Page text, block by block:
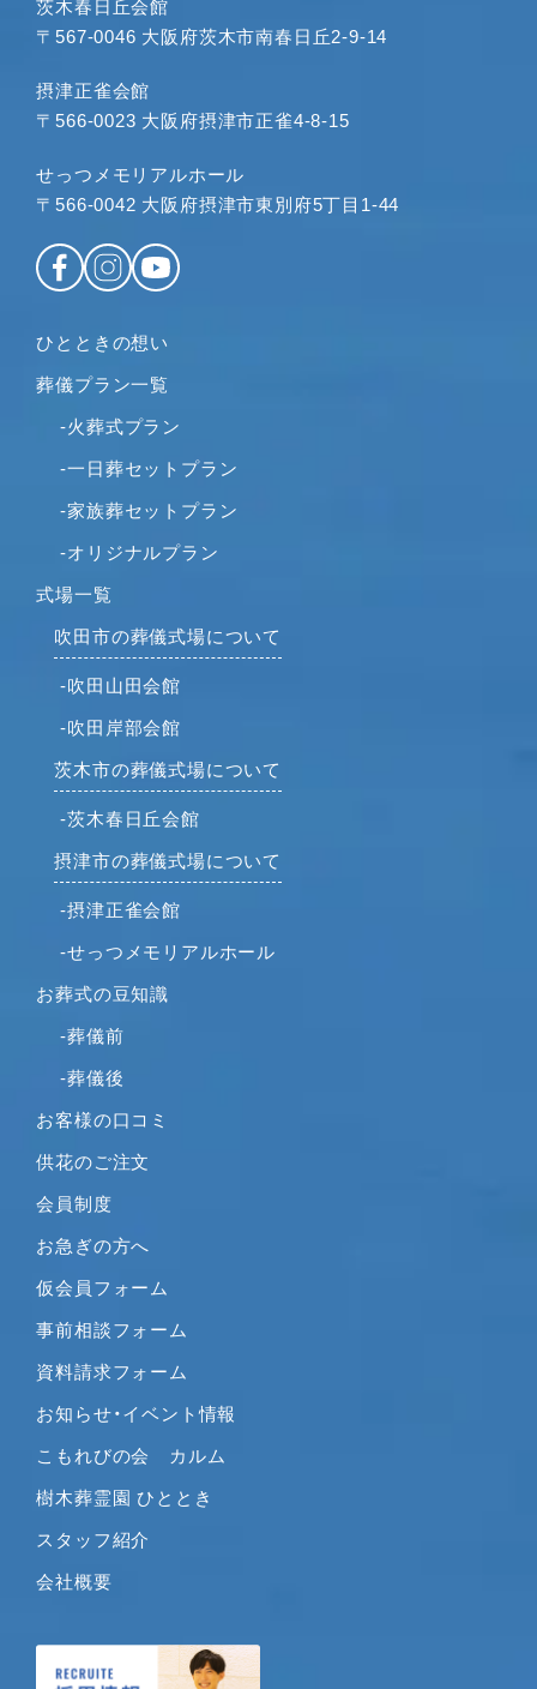
2023年4月
2023年3月
2022年11月
2022年10月
2022年8月
2022年7月
2022年6月
2022年5月
2022年1月
2021年12月
2021年11月
2021年10月
2021年9月
2021年8月
2021年7月
2021年6月
2021年5月
2021年4月
2021年1月
2020年12月
2020年11月
2020年8月
2020年7月
2020年6月
2020年3月
2020年2月
2020年1月
2019年10月
2019年9月
2019年8月
2019年4月
茨木春日丘会館
〒567-0046 大阪府茨木市南春日丘2-9-14
摂津正雀会館
〒566-0023 大阪府摂津市正雀4-8-15
せっつメモリアルホール
〒566-0042 大阪府摂津市東別府5丁目1-44
ひとときの想い
葬儀プラン一覧
-火葬式プラン
-一日葬セットプラン
-家族葬セットプラン
-オリジナルプラン
式場一覧
吹田市の葬儀式場について
-吹田山田会館
-吹田岸部会館
茨木市の葬儀式場について
-茨木春日丘会館
摂津市の葬儀式場について
-摂津正雀会館
-せっつメモリアルホール
お葬式の豆知識
-葬儀前
-葬儀後
お客様の口コミ
供花のご注文
会員制度
お急ぎの方へ
仮会員フォーム
事前相談フォーム
資料請求フォーム
お知らせ・イベント情報
こもれびの会 カルム
樹木葬霊園 ひととき
スタッフ紹介
会社概要